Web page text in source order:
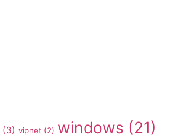
(3) vipnet (2) windows (21)